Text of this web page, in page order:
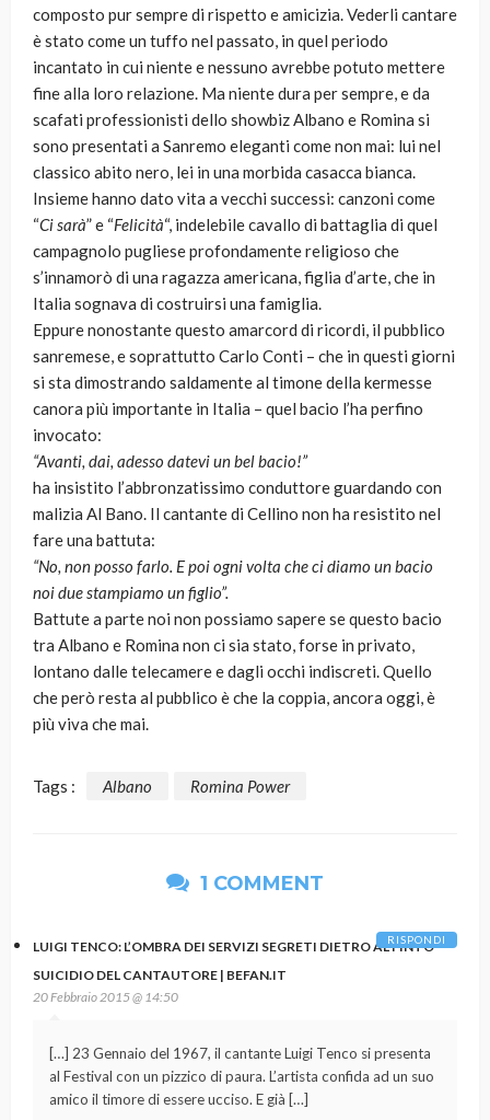
composto pur sempre di rispetto e amicizia. Vederli cantare
è stato come un tuffo nel passato, in quel periodo
incantato in cui niente e nessuno avrebbe potuto mettere
fine alla loro relazione. Ma niente dura per sempre, e da
scafati professionisti dello showbiz Albano e Romina si
sono presentati a Sanremo eleganti come non mai: lui nel
classico abito nero, lei in una morbida casacca bianca.
Insieme hanno dato vita a vecchi successi: canzoni come
“Ci sarà” e “Felicità“, indelebile cavallo di battaglia di quel
campagnolo pugliese profondamente religioso che
s’innamorò di una ragazza americana, figlia d’arte, che in
Italia sognava di costruirsi una famiglia.
Eppure nonostante questo amarcord di ricordi, il pubblico
sanremese, e soprattutto Carlo Conti – che in questi giorni
si sta dimostrando saldamente al timone della kermesse
canora più importante in Italia – quel bacio l’ha perfino
invocato:
“Avanti, dai, adesso datevi un bel bacio!”
ha insistito l’abbronzatissimo conduttore guardando con
malizia Al Bano. Il cantante di Cellino non ha resistito nel
fare una battuta:
“No, non posso farlo. E poi ogni volta che ci diamo un bacio
noi due stampiamo un figlio”.
Battute a parte noi non possiamo sapere se questo bacio
tra Albano e Romina non ci sia stato, forse in privato,
lontano dalle telecamere e dagli occhi indiscreti. Quello
che però resta al pubblico è che la coppia, ancora oggi, è
più viva che mai.
Tags : Albano Romina Power
1 COMMENT
LUIGI TENCO: L’OMBRA DEI SERVIZI SEGRETI DIETRO AL FINTO
SUICIDIO DEL CANTAUTORE | BEFAN.IT
20 Febbraio 2015 @ 14:50
[…] 23 Gennaio del 1967, il cantante Luigi Tenco si presenta
al Festival con un pizzico di paura. L’artista confida ad un suo
amico il timore di essere ucciso. E già […]
RISPONDI